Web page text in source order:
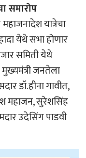
समारोप
यात्रेचा
येथे सभा होणार
समिती येथे
मुख्यमंत्री जनतेला
डॉ.हीना गावीत,
महाजन, सुरेशसिंह
उदेसिंग पाडवी